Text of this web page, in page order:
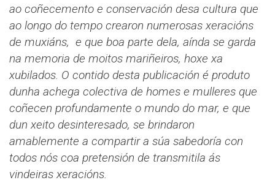
ao coñecemento e conservación desa cultura que
ao longo do tempo crearon numerosas xeracións
de muxiáns, e que boa parte dela, aínda se garda
na memoria de moitos mariñeiros, hoxe xa
xubilados. O contido desta publicación é produto
dunha achega colectiva de homes e mulleres que
coñecen profundamente o mundo do mar, e que
dun xeito desinteresado, se brindaron
amablemente a compartir a súa sabedoría con
todos nós coa pretensión de transmitila ás
vindeiras xeracións.